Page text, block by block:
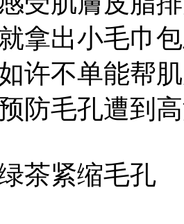
拿出小毛巾
如许不单能帮
防毛孔遭到
茶紧缩毛孔